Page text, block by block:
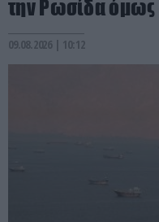
την Ρωσίδα όμως
09.08.2026 | 10:12